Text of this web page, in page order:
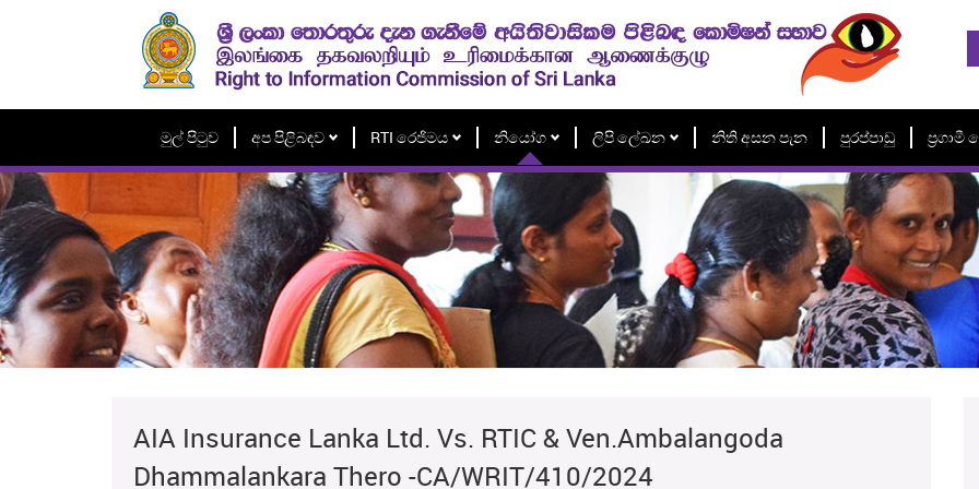
මුල් පිටුව අප පිළිබඳව RTI රෙජිමය නියෝග ලිපි ලේඛන නිති අසන පැන පුරප්පාඩු ප්‍රගාමී
AIA Insurance Lanka Ltd. Vs. RTIC & Ven.Ambalangoda
Dhammalankara Thero -CA/WRIT/410/2024